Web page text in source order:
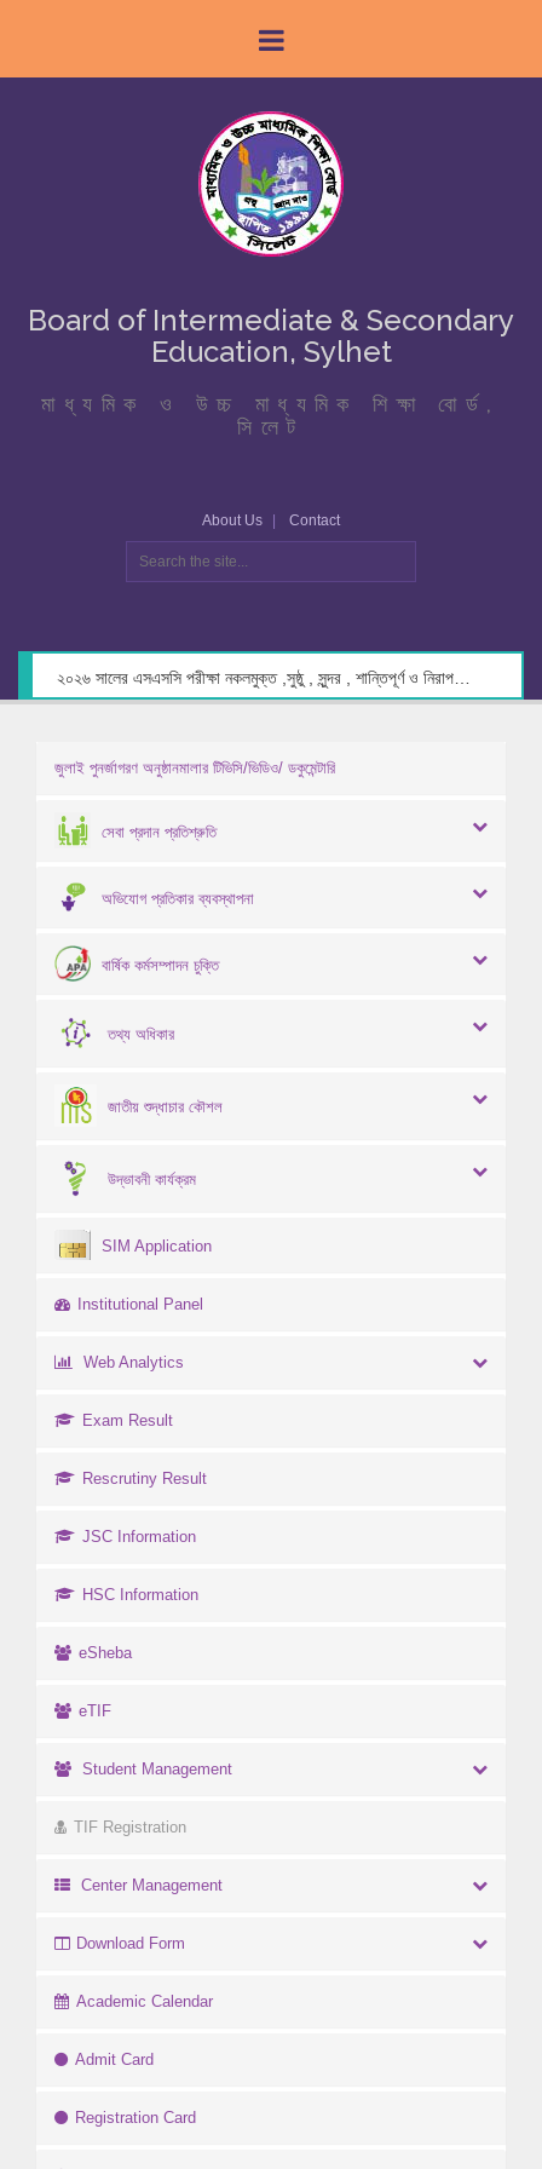
Board of Intermediate & Secondary
Education, Sylhet
মাধ্যমিক ও উচ্চ মাধ্যমিক শিক্ষা বোর্ড,
সিলেট
About Us Contact
জুলাই পুনর্জাগরণ অনুষ্ঠানমালার টিভিসি/ভিডিও/ ডকুমেন্টারি
সেবা প্রদান প্রতিশ্রুতি
অভিযোগ প্রতিকার ব্যবস্থাপনা
বার্ষিক কর্মসম্পাদন চুক্তি
তথ্য অধিকার
জাতীয় শুদ্ধাচার কৌশল
উদ্ভাবনী কার্যক্রম
SIM Application
Institutional Panel
Web Analytics
Exam Result
Rescrutiny Result
JSC Information
HSC Information
eSheba
eTIF
Student Management
TIF Registration
Center Management
Download Form
Academic Calendar
Admit Card
Registration Card